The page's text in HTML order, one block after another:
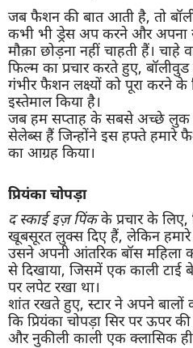
जब फैशन की बात आती है, तो
कभी भी ड्रेस अप करने और अपना
मौक़ा छोड़ना नहीं चाहती हैं। चाहे
फिल्म का प्रचार करते हुए,
गंभीर फैशन लक्ष्यों को पूरा करने
इस्तेमाल किया है।
जब हम सप्ताह के सबसे अच्छे लुक
सेलेब्स हैं जिन्होंने इस हफ्ते हमारे
का आग्रह किया।
प्रियंका चोपड़ा
द स्काई इज़ पिंकके प्रचार के लिए,
खूबसूरत लुक्स दिए हैं, लेकिन हमारे
उसने अपनी आंतरिक बॉस महिला
से दिखाया, जिसमें एक काली
पर लपेट रखा था।
शांत रखते हुए, स्टार ने अपने बालों
कि प्रियंका चोपड़ा सिर पर ऊपर
और नुकीली काली एक क्लासिक